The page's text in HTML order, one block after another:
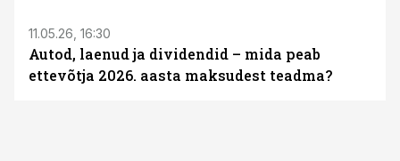
11.05.26, 16:30
Autod, laenud ja dividendid – mida peab
ettevõtja 2026. aasta maksudest teadma?